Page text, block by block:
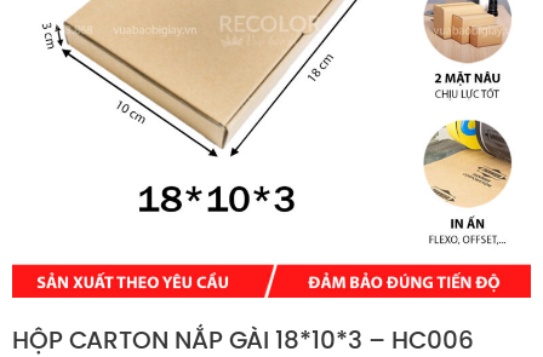
HỘP CARTON NẮP GÀI 18*10*3 – HC006